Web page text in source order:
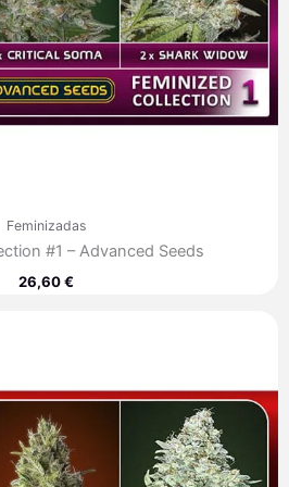
Feminizadas
#1 – Advanced Seeds
26,60€